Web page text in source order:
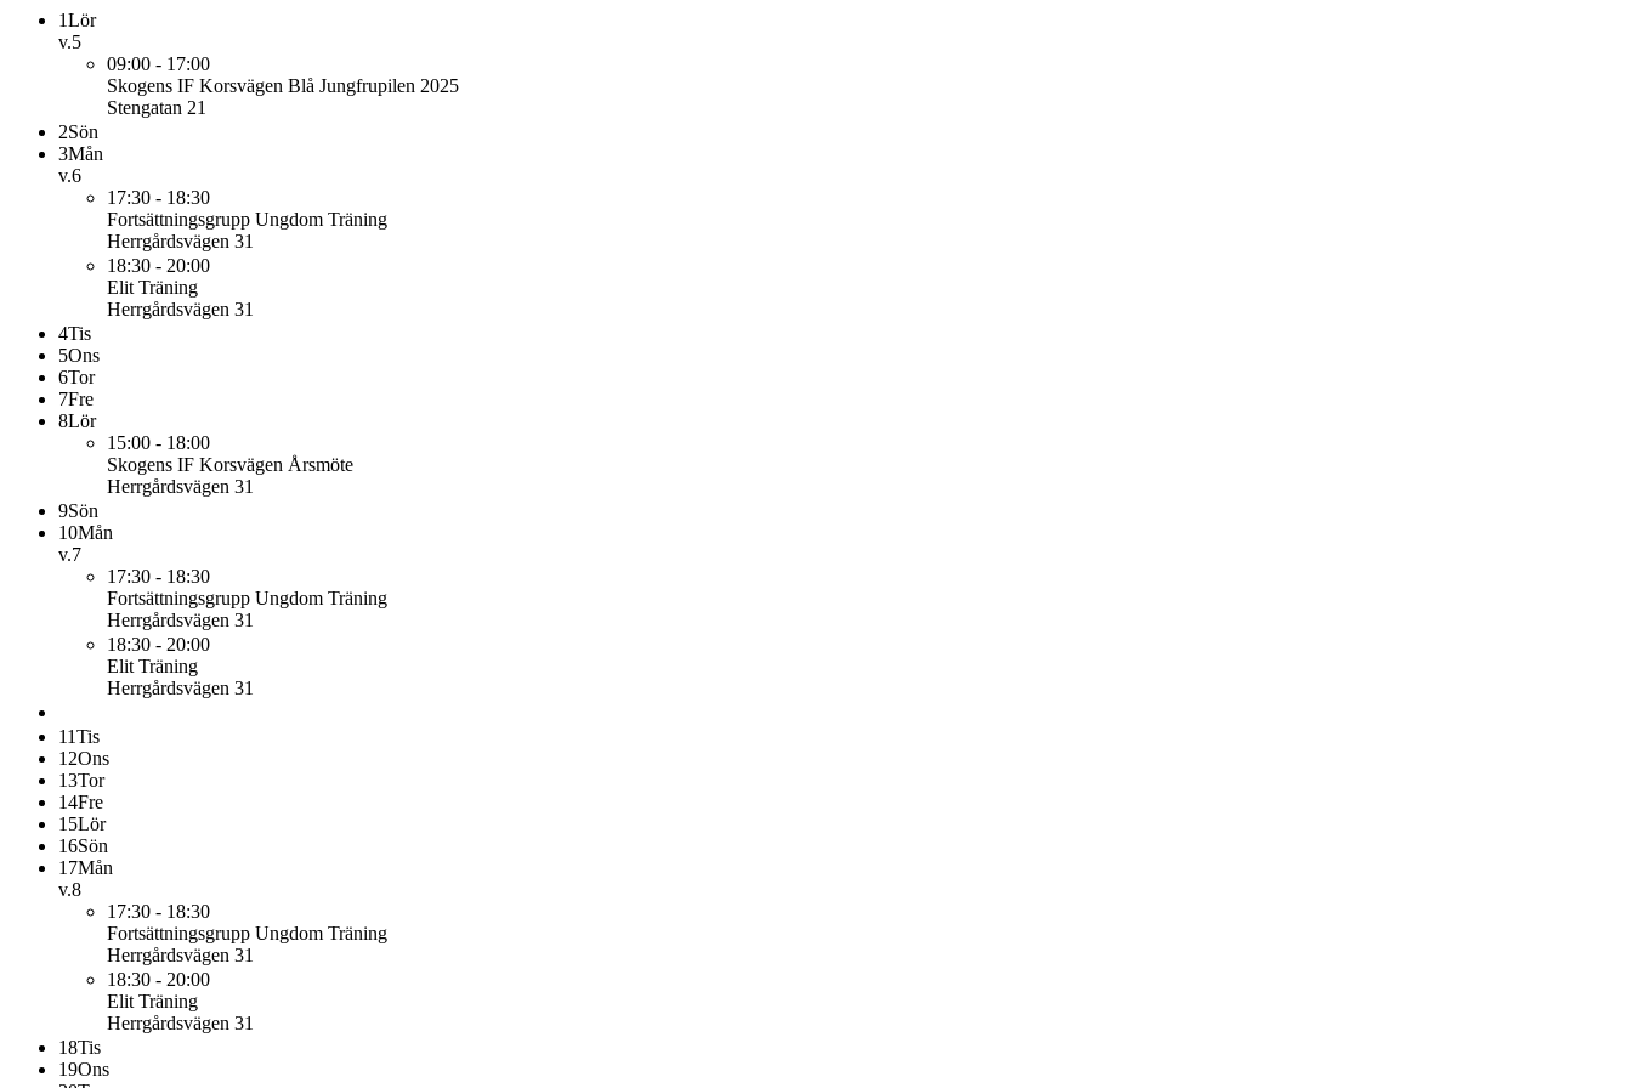
1Lör
v.5
09:00 - 17:00
Skogens IF Korsvägen Blå Jungfrupilen 2025
Stengatan 21
2Sön
3Mån
v.6
17:30 - 18:30
Fortsättningsgrupp Ungdom Träning
Herrgårdsvägen 31
18:30 - 20:00
Elit Träning
Herrgårdsvägen 31
4Tis
5Ons
6Tor
7Fre
8Lör
15:00 - 18:00
Skogens IF Korsvägen Årsmöte
Herrgårdsvägen 31
9Sön
10Mån
v.7
17:30 - 18:30
Fortsättningsgrupp Ungdom Träning
Herrgårdsvägen 31
18:30 - 20:00
Elit Träning
Herrgårdsvägen 31
11Tis
12Ons
13Tor
14Fre
15Lör
16Sön
17Mån
v.8
17:30 - 18:30
Fortsättningsgrupp Ungdom Träning
Herrgårdsvägen 31
18:30 - 20:00
Elit Träning
Herrgårdsvägen 31
18Tis
19Ons